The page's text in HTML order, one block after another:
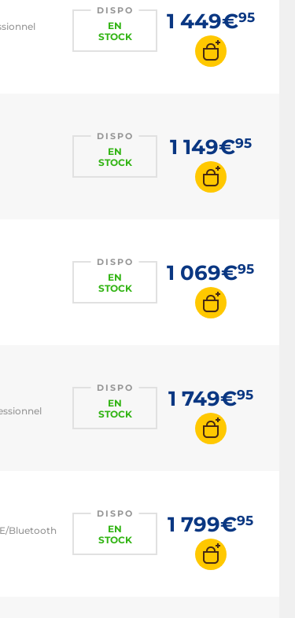
DISPO
EN
STOCK
1 449€95
DISPO
EN
STOCK
1 149€95
DISPO
EN
STOCK
1 069€95
DISPO
EN
STOCK
1 749€95
Bluetooth
DISPO
EN
STOCK
1 799€95